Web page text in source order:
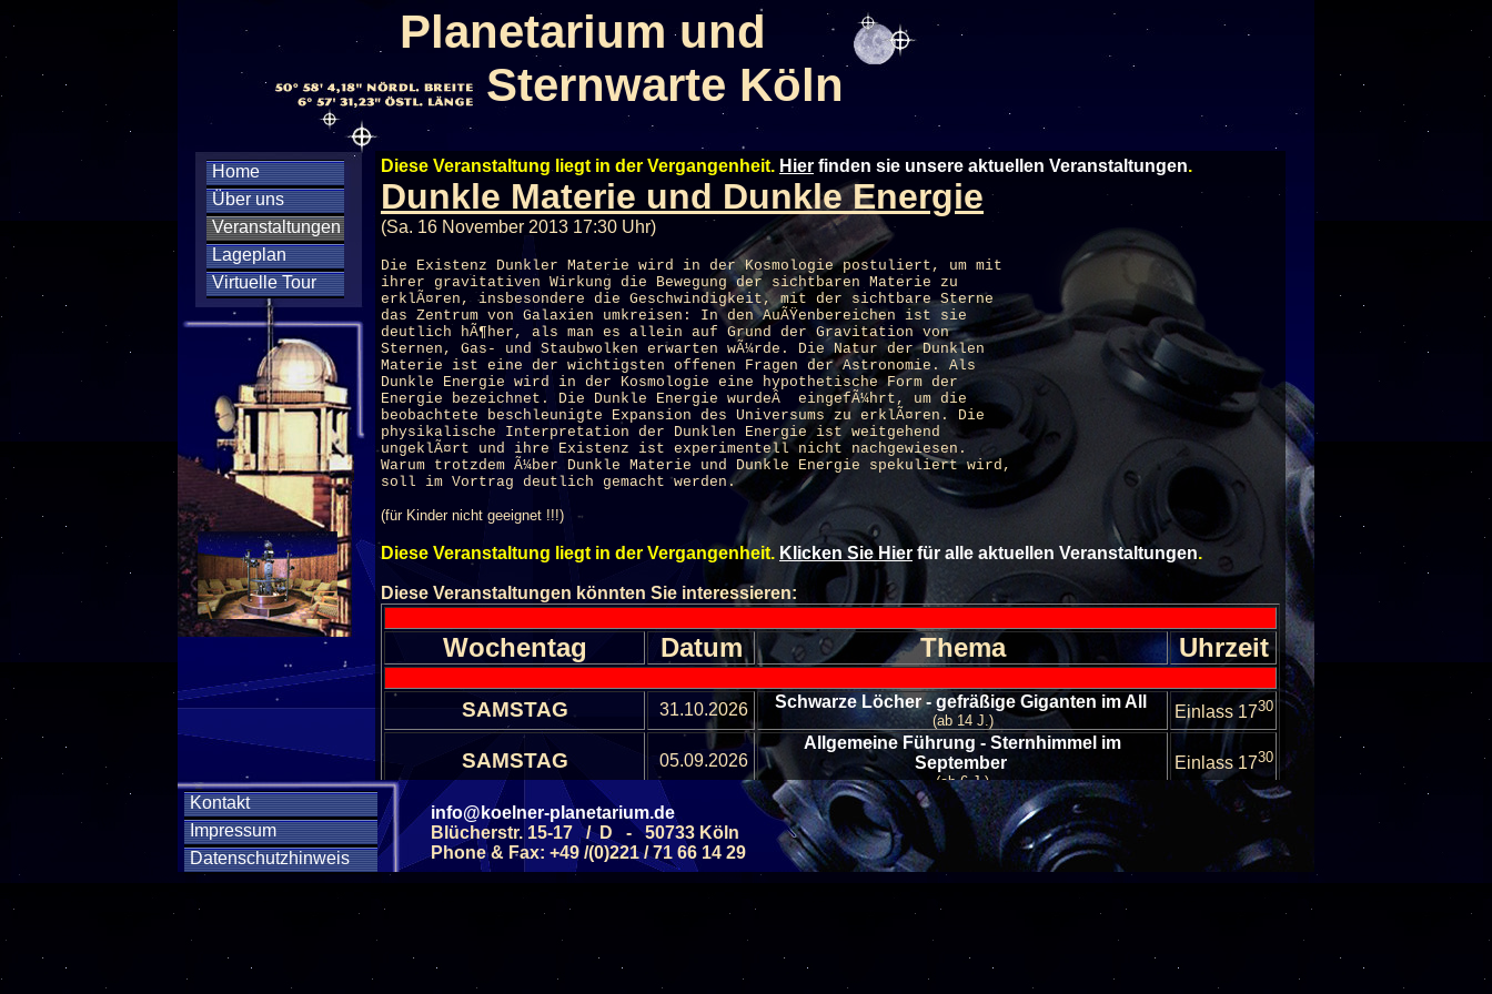
Planetarium und
Sternwarte Köln
Home
Über uns
Veranstaltungen
Lageplan
Virtuelle Tour
Kontakt
Impressum
Datenschutzhinweis
Diese Veranstaltung liegt in der Vergangenheit. Hier finden sie unsere aktuellen Veranstaltungen.
Dunkle Materie und Dunkle Energie
(Sa. 16 November 2013 17:30 Uhr)
Die Existenz Dunkler Materie wird in der Kosmologie postuliert, um mit
ihrer gravitativen Wirkung die Bewegung der sichtbaren Materie zu
erklÃ¤ren, insbesondere die Geschwindigkeit, mit der sichtbare Sterne
das Zentrum von Galaxien umkreisen: In den AuÃŸenbereichen ist sie
deutlich hÃ¶her, als man es allein auf Grund der Gravitation von
Sternen, Gas- und Staubwolken erwarten wÃ¼rde. Die Natur der Dunklen
Materie ist eine der wichtigsten offenen Fragen der Astronomie. Als
Dunkle Energie wird in der Kosmologie eine hypothetische Form der
Energie bezeichnet. Die Dunkle Energie wurdeÂ eingefÃ¼hrt, um die
beobachtete beschleunigte Expansion des Universums zu erklÃ¤ren. Die
physikalische Interpretation der Dunklen Energie ist weitgehend
ungeklÃ¤rt und ihre Existenz ist experimentell nicht nachgewiesen.
Warum trotzdem Ã¼ber Dunkle Materie und Dunkle Energie spekuliert wird,
soll im Vortrag deutlich gemacht werden.
(für Kinder nicht geeignet !!!)
Diese Veranstaltung liegt in der Vergangenheit. Klicken Sie Hier für alle aktuellen Veranstaltungen.
Diese Veranstaltungen könnten Sie interessieren:
Wochentag Datum Thema Uhrzeit
SAMSTAG 31.10.2026 Schwarze Löcher - gefräßige Giganten im All
(ab 14 J.) Einlass 1730
SAMSTAG 05.09.2026
Allgemeine Führung - Sternhimmel im
September
(ab 6 J.)
Einlass 1730
SAMSTAG 12.09.2026 Galaxien - Sterneninseln im All
(ab 8 J.) Einlass 17 30
SAMSTAG 19.09.2026
Allgemeine Führung - Sternhimmel im
September
Einlass 1730
Monde - kleine Trabanten in unserem
Alle Veranstaltungen Alle Veranstaltungs Bescheibungen
info@koelner-planetarium.de
Blücherstr. 15-17 / D - 50733 Köln
Phone & Fax: +49 /(0)221 / 71 66 14 29